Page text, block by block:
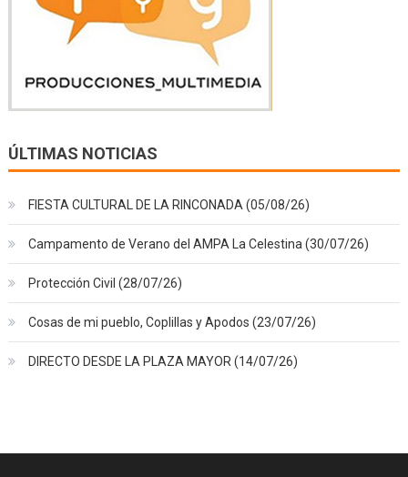
ÚLTIMAS NOTICIAS
FIESTA CULTURAL DE LA RINCONADA (05/08/26)
Campamento de Verano del AMPA La Celestina (30/07/26)
Protección Civil (28/07/26)
Cosas de mi pueblo, Coplillas y Apodos (23/07/26)
DIRECTO DESDE LA PLAZA MAYOR (14/07/26)